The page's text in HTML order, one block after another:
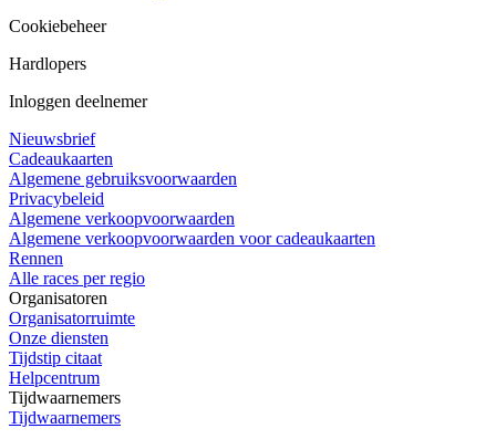
Cookiebeheer
Hardlopers
Inloggen deelnemer
Nieuwsbrief
Cadeaukaarten
Algemene gebruiksvoorwaarden
Privacybeleid
Algemene verkoopvoorwaarden
Algemene verkoopvoorwaarden voor cadeaukaarten
Rennen
Alle races per regio
Organisatoren
Organisatorruimte
Onze diensten
Tijdstip citaat
Helpcentrum
Tijdwaarnemers
Tijdwaarnemers